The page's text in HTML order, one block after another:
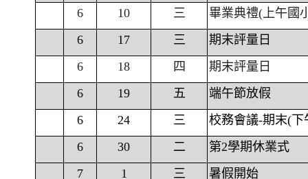
6
10 三
畢業典禮(上午國
6
17 三
期末評量日
6
18 四
期末評量日
6
19 五
端午節放假
6
24 三
校務會議-期末(下
6
30 二
第2學期休業式
7
1 三 暑假開始